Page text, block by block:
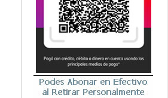
Medicina del Deporte / Rehabilitación
Medicina Emergencias / Urgencias
Medicina Forense / Legal
Medicina General
Medicina Interna
Microbiología
Nefrología